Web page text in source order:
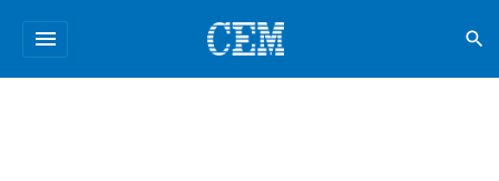
menu search